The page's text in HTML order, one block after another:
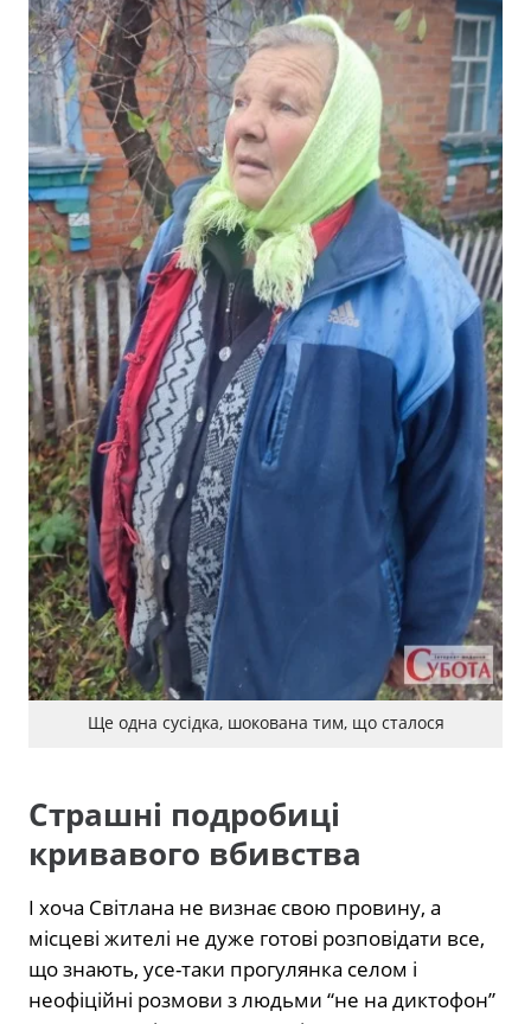
Ще одна сусідка, шокована тим, що сталося
Страшні подробиці
кривавого вбивства
І хоча Світлана не визнає свою провину, а
місцеві жителі не дуже готові розповідати все,
що знають, усе-таки прогулянка селом і
неофіційні розмови з людьми “не на диктофон”